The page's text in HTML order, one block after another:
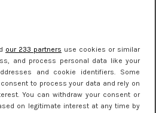
our 233 partners use cookies or similar
and process personal data like your
and cookie identifiers. Some
to process your data and rely on
You can withdraw your consent or
on legitimate interest at any time by
wat is een dirndl jurkje?
jurken 2022: 10 tips voor de
look